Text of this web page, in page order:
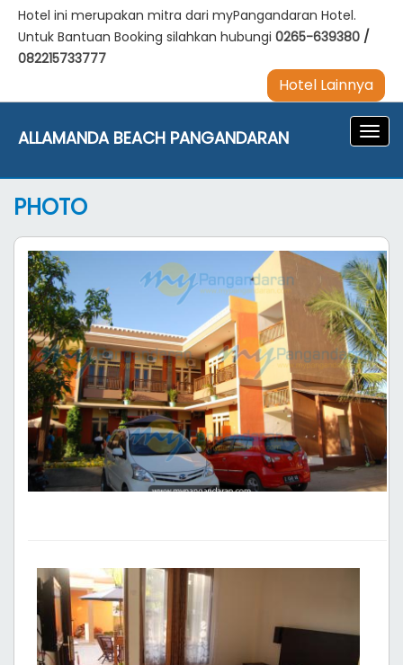
Hotel ini merupakan mitra dari myPangandaran Hotel.
Untuk Bantuan Booking silahkan hubungi 0265-639380 /
082215733777
Hotel Lainnya
ALLAMANDA BEACH PANGANDARAN
PHOTO